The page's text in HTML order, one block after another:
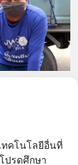
ทคโนโลยีอื่นที่
ปรดศึกษา
JWS